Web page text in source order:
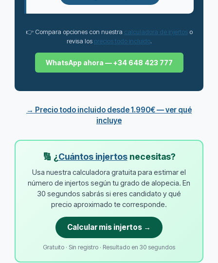
👉 Compara opciones con nuestra calculadora de injertoso
revisa los precios todo incluido.
WhatsApp ahora — +34 648 423 777
→ Precio todo incluido desde 1.990€ — ver qué
incluye
🔢 ¿Cuántos injertosnecesitas?
Usa nuestra calculadora gratuita para estimar el
número de injertos según tu grado de alopecia. En
30 segundos sabrás si eres candidato y qué
precio aproximado te corresponde.
Calcular mis injertos →
Gratuito · Sin registro · Resultado en 30 segundos